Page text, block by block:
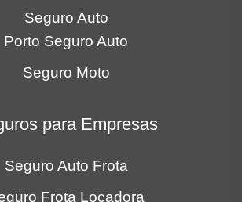
Seguro Auto
Porto Seguro Auto
Seguro Moto
para Empresas
Seguro Auto Frota
Frota Locadora